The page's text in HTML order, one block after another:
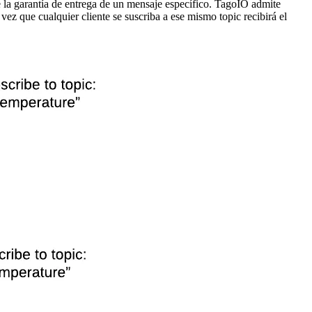
garantía de entrega de un mensaje específico. TagoIO admite
que cualquier cliente se suscriba a ese mismo topic recibirá el